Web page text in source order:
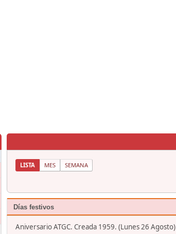
LISTA MES SEMANA
Días festivos
Aniversario ATGC. Creada 1959. (Lunes 26 Agosto)